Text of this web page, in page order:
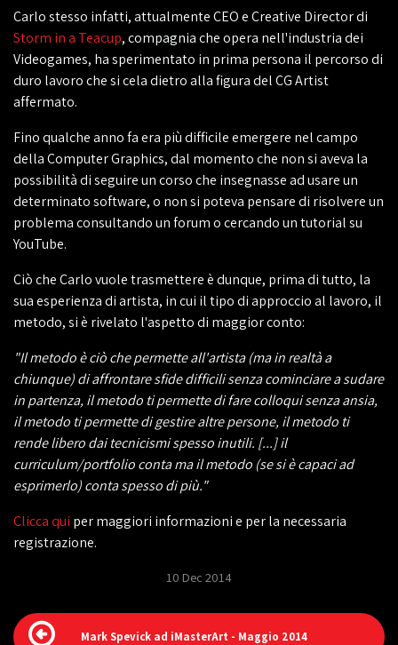
Carlo stesso infatti, attualmente CEO e Creative Director di
Storm in a Teacup, compagnia che opera nell'industria dei
Videogames, ha sperimentato in prima persona il percorso di
duro lavoro che si cela dietro alla figura del CG Artist
affermato.
Fino qualche anno fa era più difficile emergere nel campo
della Computer Graphics, dal momento che non si aveva la
possibilità di seguire un corso che insegnasse ad usare un
determinato software, o non si poteva pensare di risolvere un
problema consultando un forum o cercando un tutorial su
YouTube.
Ciò che Carlo vuole trasmettere è dunque, prima di tutto, la
sua esperienza di artista, in cui il tipo di approccio al lavoro, il
metodo, si è rivelato l'aspetto di maggior conto:
"Il metodo è ciò che permette all'artista (ma in realtà a
chiunque) di affrontare sfide difficili senza cominciare a sudare
in partenza, il metodo ti permette di fare colloqui senza ansia,
il metodo ti permette di gestire altre persone, il metodo ti
rende libero dai tecnicismi spesso inutili. [...] il
curriculum/portfolio conta ma il metodo (se si è capaci ad
esprimerlo) conta spesso di più."
Clicca qui per maggiori informazioni e per la necessaria
registrazione.
10 Dec 2014
Mark Spevick ad iMasterArt - Maggio 2014